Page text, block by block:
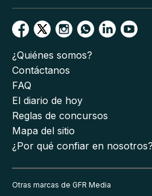
¿Quiénes somos?
Contáctanos
FAQ
El diario de hoy
Reglas de concursos
Mapa del sitio
¿Por qué confiar en nosotros?
Otras marcas de GFR Media